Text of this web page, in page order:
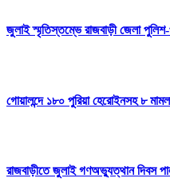
জুলাই স্মৃতিস্তম্ভে রাজবাড়ী জেলা পুলিশ-
গোয়ালন্দে ১৮০ পুরিয়া হেরোইনসহ ৮
রাজবাড়ীতে জুলাই গণঅভ্যুত্থান দিবস